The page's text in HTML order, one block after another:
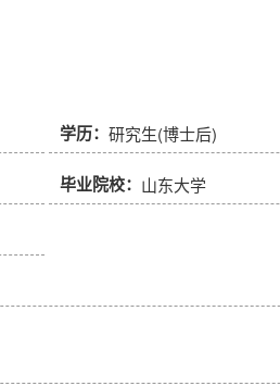
学历：研究生(博士后)
毕业院校： 山东大学